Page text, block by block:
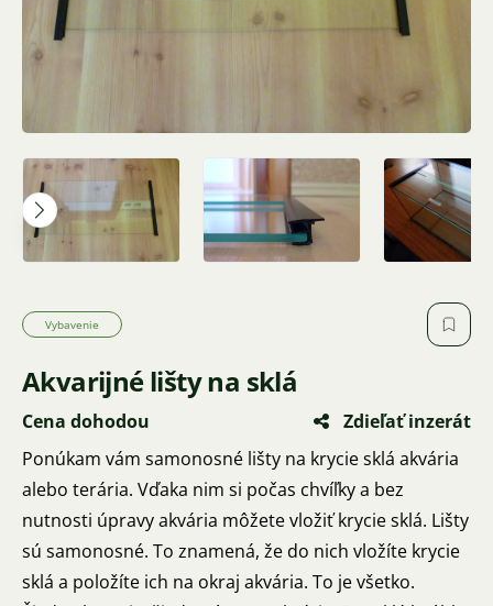
Vybavenie
Akvarijné lišty na sklá
Cena dohodou
Zdieľať inzerát
Ponúkam vám samonosné lišty na krycie sklá akvária
alebo terária. Vďaka nim si počas chvíľky a bez
nutnosti úpravy akvária môžete vložiť krycie sklá. Lišty
sú samonosné. To znamená, že do nich vložíte krycie
sklá a položíte ich na okraj akvária. To je všetko.